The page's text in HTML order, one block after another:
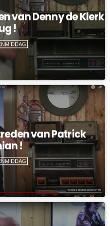
van Denny de Klerk
!
van Patrick
!